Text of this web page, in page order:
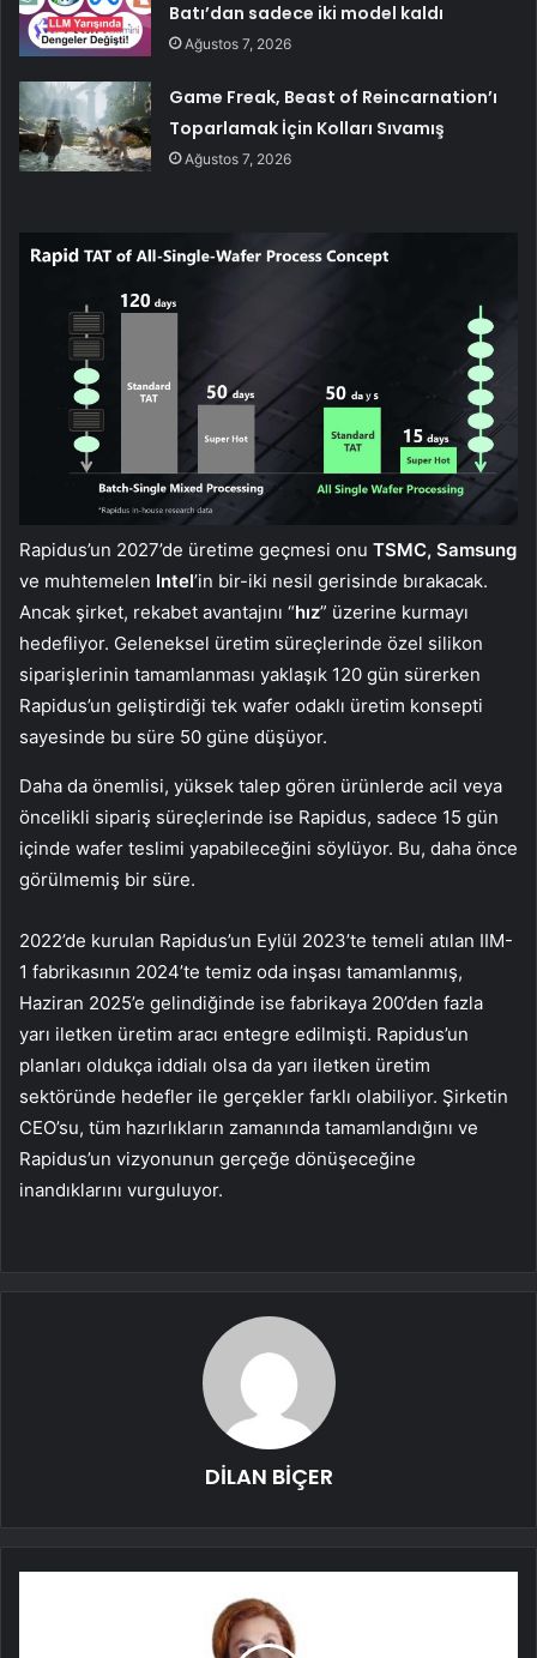
Batı’dan sadece iki model kaldı
Ağustos 7, 2026
Game Freak, Beast of Reincarnation’ı
Toparlamak İçin Kolları Sıvamış
Ağustos 7, 2026
Rapidus’un 2027’de üretime geçmesi onu TSMC, Samsung
ve muhtemelen Intel’in bir-iki nesil gerisinde bırakacak.
Ancak şirket, rekabet avantajını “hız” üzerine kurmayı
hedefliyor. Geleneksel üretim süreçlerinde özel silikon
siparişlerinin tamamlanması yaklaşık 120 gün sürerken
Rapidus’un geliştirdiği tek wafer odaklı üretim konsepti
sayesinde bu süre 50 güne düşüyor.
Daha da önemlisi, yüksek talep gören ürünlerde acil veya
öncelikli sipariş süreçlerinde ise Rapidus, sadece 15 gün
içinde wafer teslimi yapabileceğini söylüyor. Bu, daha önce
görülmemiş bir süre.
2022’de kurulan Rapidus’un Eylül 2023’te temeli atılan IIM-
1 fabrikasının 2024’te temiz oda inşası tamamlanmış,
Haziran 2025’e gelindiğinde ise fabrikaya 200’den fazla
yarı iletken üretim aracı entegre edilmişti. Rapidus’un
planları oldukça iddialı olsa da yarı iletken üretim
sektöründe hedefler ile gerçekler farklı olabiliyor. Şirketin
CEO’su, tüm hazırlıkların zamanında tamamlandığını ve
Rapidus’un vizyonunun gerçeğe dönüşeceğine
inandıklarını vurguluyor.
DİLAN BİÇER